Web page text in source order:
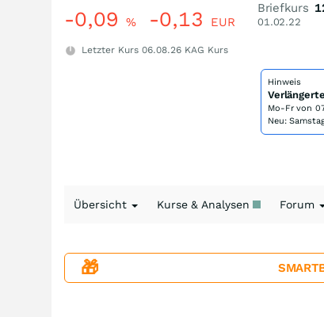
-0,09 % -0,13 EUR
Letzter Kurs 06.08.26 KAG Kurs
Briefkurs
01.02.22
Hinweis
Mo-Fr von
Neu:
Übersicht Kurse & Analysen Forum
🎁